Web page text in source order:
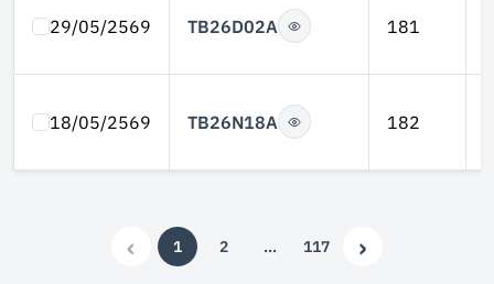
29/05/2569 TB26D02A 181
18/05/2569 TB26N18A 182
‹
Previous
1(current)
2 …More 117 ›
Next